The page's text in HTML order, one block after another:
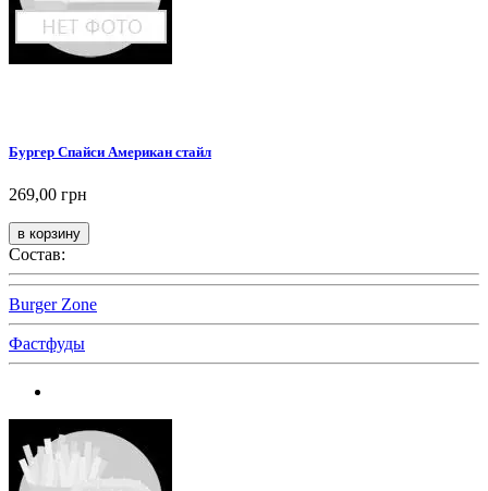
Бургер Спайси Американ стайл
269,00 грн
Состав:
Burger Zone
Фастфуды